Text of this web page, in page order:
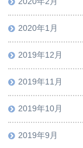
2020年1月
2019年12月
2019年11月
2019年10月
2019年9月